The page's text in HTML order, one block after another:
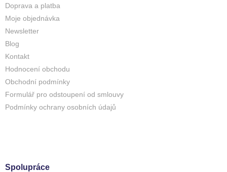
Doprava a platba
Moje objednávka
Newsletter
Blog
Kontakt
Hodnocení obchodu
Obchodní podmínky
Formulář pro odstoupení od smlouvy
Podmínky ochrany osobních údajů
Spolupráce